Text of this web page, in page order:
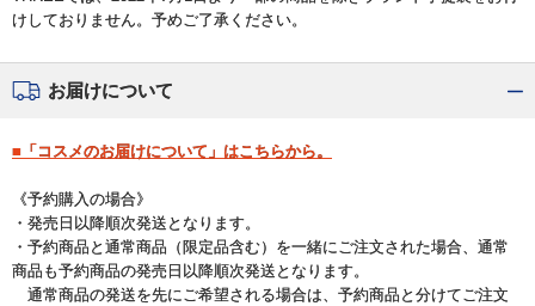
けしておりません。予めご了承ください。
お届けについて
■「コスメのお届けについて」はこちらから。
《予約購入の場合》
・発売日以降順次発送となります。
・予約商品と通常商品（限定品含む）を一緒にご注文された場合、通常
商品も予約商品の発売日以降順次発送となります。
通常商品の発送を先にご希望される場合は、予約商品と分けてご注文